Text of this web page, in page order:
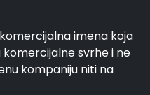
imena koja
komercijalne svrhe i ne
kompaniju niti na